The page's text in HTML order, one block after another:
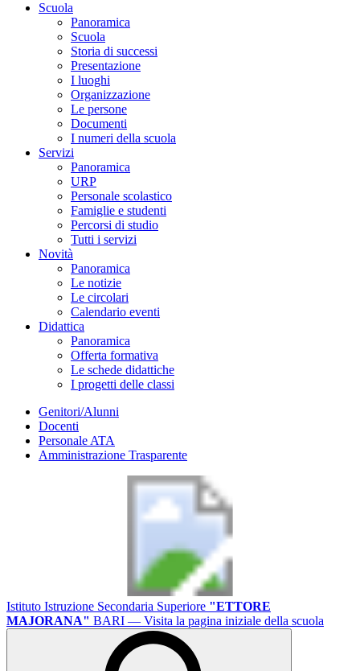
Scuola
Panoramica
Scuola
Storia di successi
Presentazione
I luoghi
Organizzazione
Le persone
Documenti
I numeri della scuola
Servizi
Panoramica
URP
Personale scolastico
Famiglie e studenti
Percorsi di studio
Tutti i servizi
Novità
Panoramica
Le notizie
Le circolari
Calendario eventi
Didattica
Panoramica
Offerta formativa
Le schede didattiche
I progetti delle classi
Genitori/Alunni
Docenti
Personale ATA
Amministrazione Trasparente
Istituto Istruzione Secondaria Superiore "ETTORE
MAJORANA" BARI — Visita la pagina iniziale della scuola